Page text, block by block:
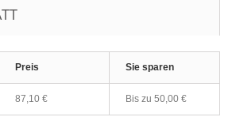
Preis Sie sparen
87,10 € Bis zu 50,00 €